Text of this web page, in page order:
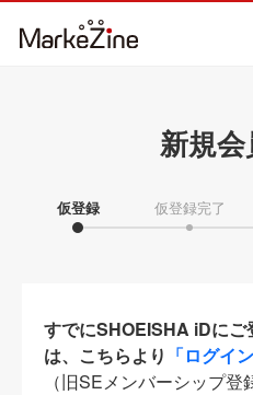
新規
仮登録 仮登録完了
すでにSHOEISHA iDに
は、こちらより 「ログイン
（旧SEメンバーシップ登